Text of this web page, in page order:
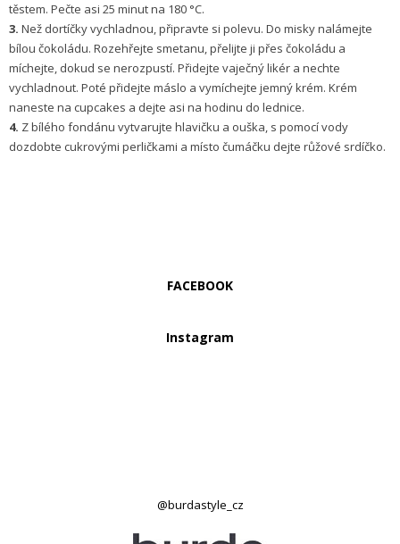
těstem. Pečte asi 25 minut na 180 °C.
3. Než dortíčky vychladnou, připravte si polevu. Do misky nalámejte
bílou čokoládu. Rozehřejte smetanu, přelijte ji přes čokoládu a
míchejte, dokud se nerozpustí. Přidejte vaječný likér a nechte
vychladnout. Poté přidejte máslo a vymíchejte jemný krém. Krém
naneste na cupcakes a dejte asi na hodinu do lednice.
4. Z bílého fondánu vytvarujte hlavičku a ouška, s pomocí vody
dozdobte cukrovými perličkami a místo čumáčku dejte růžové srdíčko.
FACEBOOK
Instagram
@burdastyle_cz